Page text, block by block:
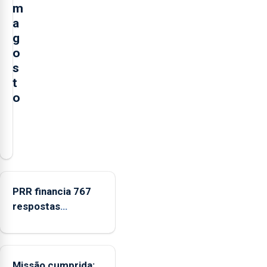
m
a
g
o
s
t
o
Municipal
Grande
está
PRR financia 767
respostas
Açores com